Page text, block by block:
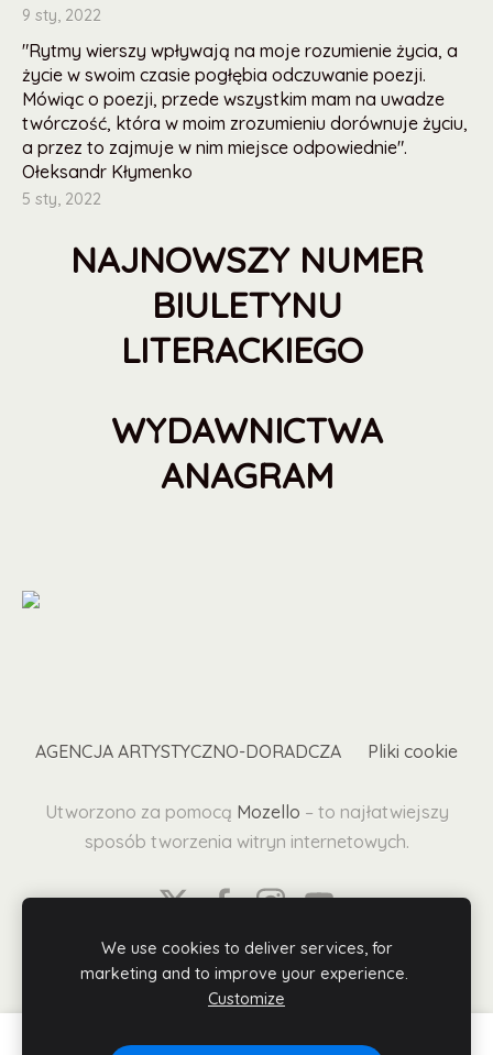
9 sty, 2022
"Rytmy wierszy wpływają na moje rozumienie życia, a
życie w swoim czasie pogłębia odczuwanie poezji.
Mówiąc o poezji, przede wszystkim mam na uwadze
twórczość, która w moim zrozumieniu dorównuje życiu,
a przez to zajmuje w nim miejsce odpowiednie".
Ołeksandr Kłymenko
5 sty, 2022
NAJNOWSZY NUMER
BIULETYNU
LITERACKIEGO
WYDAWNICTWA
ANAGRAM
AGENCJA ARTYSTYCZNO-DORADCZA Pliki cookie
Utworzono za pomocą Mozello – to najłatwiejszy
sposób tworzenia witryn internetowych.
Stwórz swoją stronę internetową lub sklep
We use cookies to deliver services, for
marketing and to improve your experience.
Customize